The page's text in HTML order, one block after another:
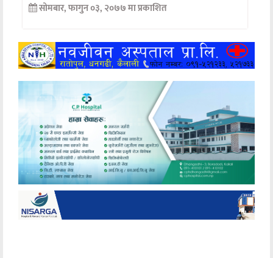
खेलकुद
अन्य
सोमबार, फागुन ०३, २०७७ मा प्रकाशित